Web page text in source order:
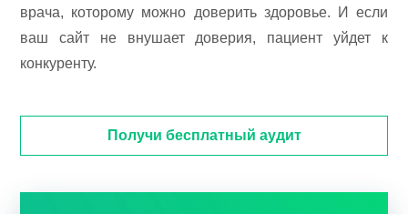
врача, которому можно доверить здоровье. И если
ваш сайт не внушает доверия, пациент уйдет к
конкуренту.
Получи бесплатный аудит